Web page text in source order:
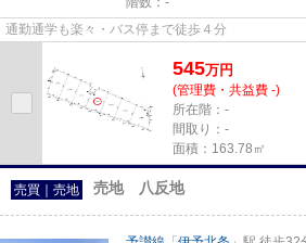
通勤通学も楽々・バス停まで徒歩４分
545万円
(管理費・共益費 -)
所在階：-
間取り：-
面積：163.78㎡
売買｜売地 売地 八反地